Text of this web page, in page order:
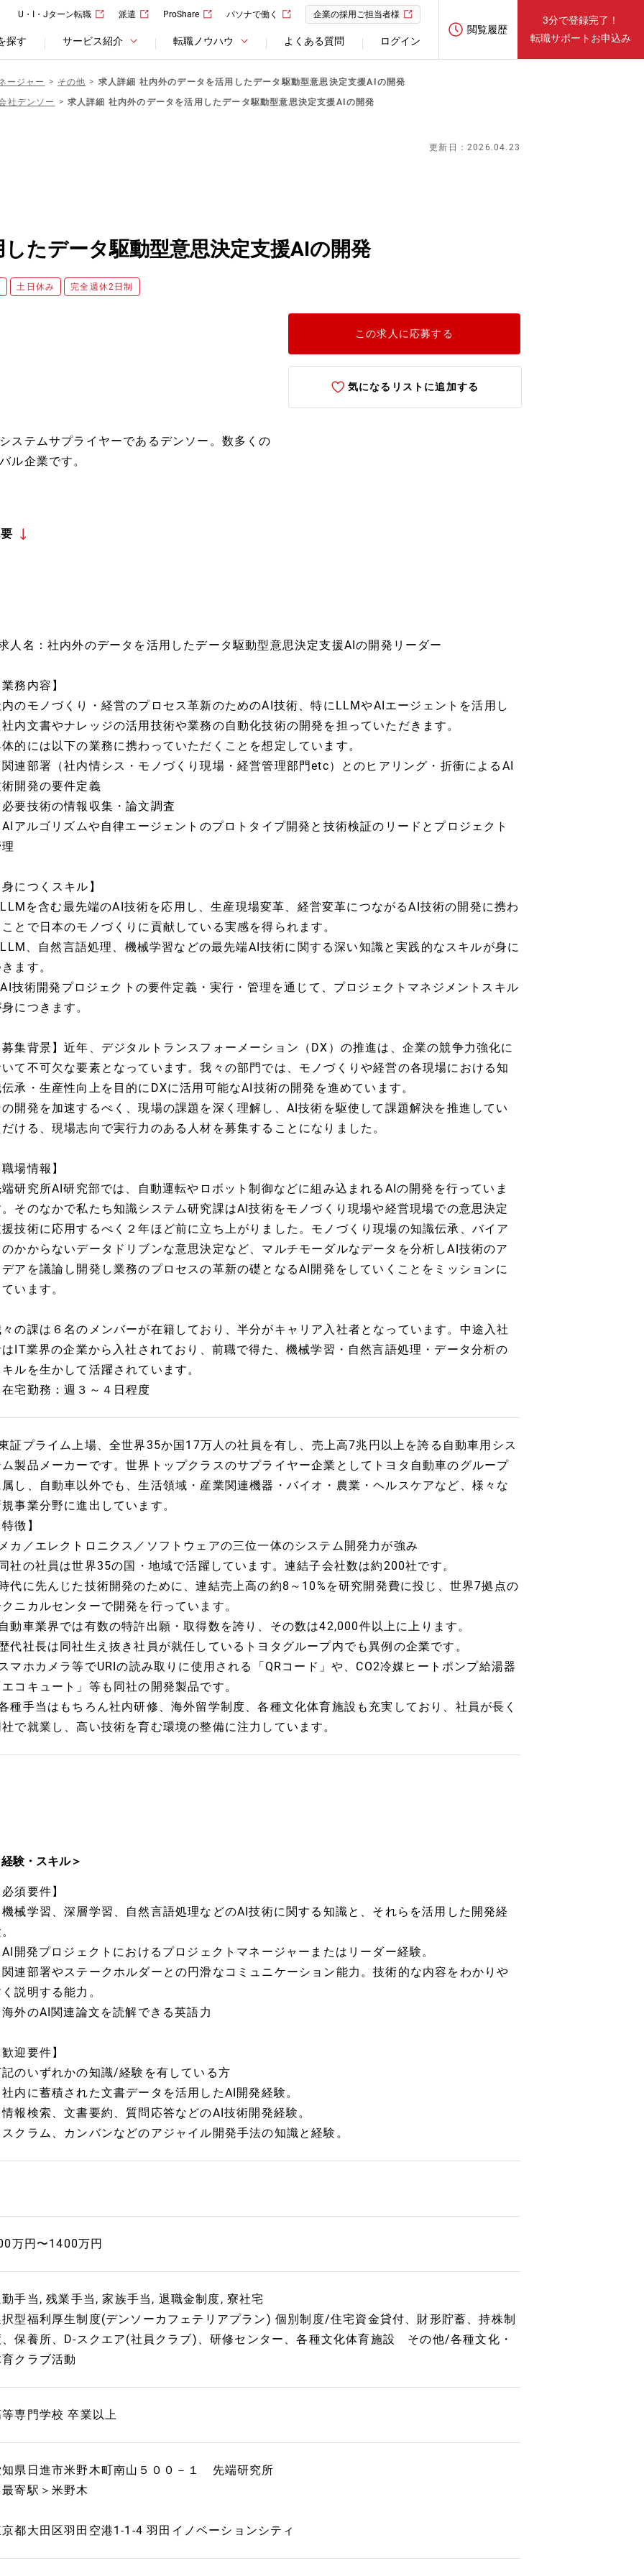
U・I・Jターン転職 派遣 ProShare パソナで働く 企業の採用ご担当者様
探す サービス紹介 転職ノウハウ よくある質問 ログイン
閲覧履歴
3分で登録完了！
転職サポートお申込み
ージャー その他
求人詳細 社内外のデータを活用したデータ駆動型意思決定支援AIの開発
社デンソー
求人詳細 社内外のデータを活用したデータ駆動型意思決定支援AIの開発
更新日：2026.04.23
たデータ駆動型意思決定支援AIの開発
土日休み 完全週休2日制
ステムサプライヤーであるデンソー。数多くの
ル企業です。
この求人に応募する
気になるリストに追加する
人名：社内外のデータを活用したデータ駆動型意思決定支援AIの開発リーダー
務内容】
のモノづくり・経営のプロセス革新のためのAI技術、特にLLMやAIエージェントを活用し
内文書やナレッジの活用技術や業務の自動化技術の開発を担っていただきます。
的には以下の業務に携わっていただくことを想定しています。
連部署（社内情シス・モノづくり現場・経営管理部門etc）とのヒアリング・折衝によるAI
開発の要件定義
要技術の情報収集・論文調査
アルゴリズムや自律エージェントのプロトタイプ開発と技術検証のリードとプロジェクト
につくスキル】
を含む最先端のAI技術を応用し、生産現場変革、経営変革につながるAI技術の開発に携わ
とで日本のモノづくりに貢献している実感を得られます。
、自然言語処理、機械学習などの最先端AI技術に関する深い知識と実践的なスキルが身に
ます。
技術開発プロジェクトの要件定義・実行・管理を通じて、プロジェクトマネジメントスキル
につきます。
集背景】近年、デジタルトランスフォーメーション（DX）の推進は、企業の競争力強化に
て不可欠な要素となっています。我々の部門では、モノづくりや経営の各現場における知
承・生産性向上を目的にDXに活用可能なAI技術の開発を進めています。
開発を加速するべく、現場の課題を深く理解し、AI技術を駆使して課題解決を推進してい
ける、現場志向で実行力のある人材を募集することになりました。
場情報】
研究所AI研究部では、自動運転やロボット制御などに組み込まれるAIの開発を行っていま
そのなかで私たち知識システム研究課はAI技術をモノづくり現場や経営現場での意思決定
技術に応用するべく２年ほど前に立ち上がりました。モノづくり現場の知識伝承、バイア
かからないデータドリブンな意思決定など、マルチモーダルなデータを分析しAI技術のア
アを議論し開発し業務のプロセスの革新の礎となるAI開発をしていくことをミッションに
います。
の課は６名のメンバーが在籍しており、半分がキャリア入社者となっています。中途入社
IT業界の企業から入社されており、前職で得た、機械学習・自然言語処理・データ分析の
ルを生かして活躍されています。
宅勤務：週３～４日程度
証プライム上場、全世界35か国17万人の社員を有し、売上高7兆円以上を誇る自動車用シス
製品メーカーです。世界トップクラスのサプライヤー企業としてトヨタ自動車のグループ
し、自動車以外でも、生活領域・産業関連機器・バイオ・農業・ヘルスケアなど、様々な
事業分野に進出しています。
徴】
カ／エレクトロニクス／ソフトウェアの三位一体のシステム開発力が強み
社の社員は世界35の国・地域で活躍しています。連結子会社数は約200社です。
代に先んじた技術開発のために、連結売上高の約8～10%を研究開発費に投じ、世界7拠点の
ニカルセンターで開発を行っています。
動車業界では有数の特許出願・取得数を誇り、その数は42,000件以上に上ります。
代社長は同社生え抜き社員が就任しているトヨタグループ内でも異例の企業です。
マホカメラ等でURIの読み取りに使用される「QRコード」や、CO2冷媒ヒートポンプ給湯器
コキュート」等も同社の開発製品です。
種手当はもちろん社内研修、海外留学制度、各種文化体育施設も充実しており、社員が長く
で就業し、高い技術を育む環境の整備に注力しています。
験・スキル＞
須要件】
械学習、深層学習、自然言語処理などのAI技術に関する知識と、それらを活用した開発経
開発プロジェクトにおけるプロジェクトマネージャーまたはリーダー経験。
連部署やステークホルダーとの円滑なコミュニケーション能力。技術的な内容をわかりや
説明する能力。
外のAI関連論文を読解できる英語力
迎要件】
記のいずれかの知識/経験を有している方
内に蓄積された文書データを活用したAI開発経験。
報検索、文書要約、質問応答などのAI技術開発経験。
クラム、カンバンなどのアジャイル開発手法の知識と経験。
万円〜1400万円
手当, 残業手当, 家族手当, 退職金制度, 寮社宅
択型福利厚生制度(デンソーカフェテリアプラン) 個別制度/住宅資金貸付、財形貯蓄、持株制
、保養所、D-スクエア(社員クラブ)、研修センター、各種文化体育施設 その他/各種文化・
クラブ活動
専門学校 卒業以上
知県日進市米野木町南山５００－１ 先端研究所
寄駅＞米野木
都大田区羽田空港1-1-4 羽田イノベーションシティ